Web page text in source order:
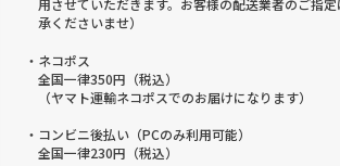
承くださいませ）
・ネコポス
全国一律350円（税込）
（ヤマト運輸ネコポスでのお届けになります）
・コンビニ後払い（PCのみ利用可能）
全国一律230円（税込）